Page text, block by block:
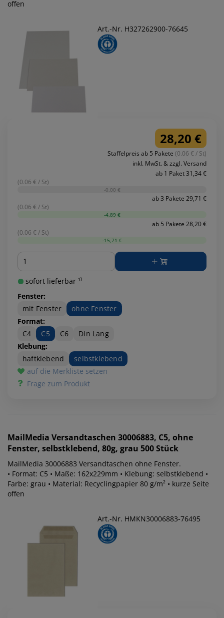
offen
Art.-Nr. H327262900-76645
28,20 €
Staffelpreis ab 5 Pakete (0.06 € / St)
inkl. MwSt. & zzgl. Versand
ab 1 Paket 31,34 €
(0.06 € / St)
-0,00 €
ab 3 Pakete 29,71 €
(0.06 € / St)
-4,89 €
ab 5 Pakete 28,20 €
(0.06 € / St)
-15,71 €
Menge
sofort lieferbar ¹⁾
Fenster:
mit Fenster
ohne Fenster
Format:
C4
C5 C6
Din Lang
Klebung:
haftklebend
selbstklebend
auf die Merkliste setzen
Frage zum Produkt
MailMedia Versandtaschen 30006883, C5, ohne
Fenster, selbstklebend, 80g, grau 500 Stück
MailMedia 30006883 Versandtaschen ohne Fenster.
• Format: C5 • Maße: 162x229mm • Klebung: selbstklebend •
Farbe: grau • Material: Recyclingpapier 80 g/m² • kurze Seite
offen
Art.-Nr. HMKN30006883-76495